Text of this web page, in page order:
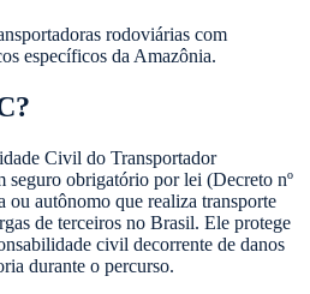
rodoviárias com
específicos da Amazônia.
Civil do Transportador
obrigatório por lei (Decreto nº
ou autônomo que realiza transporte
de terceiros no Brasil. Ele protege
civil decorrente de danos
durante o percurso.